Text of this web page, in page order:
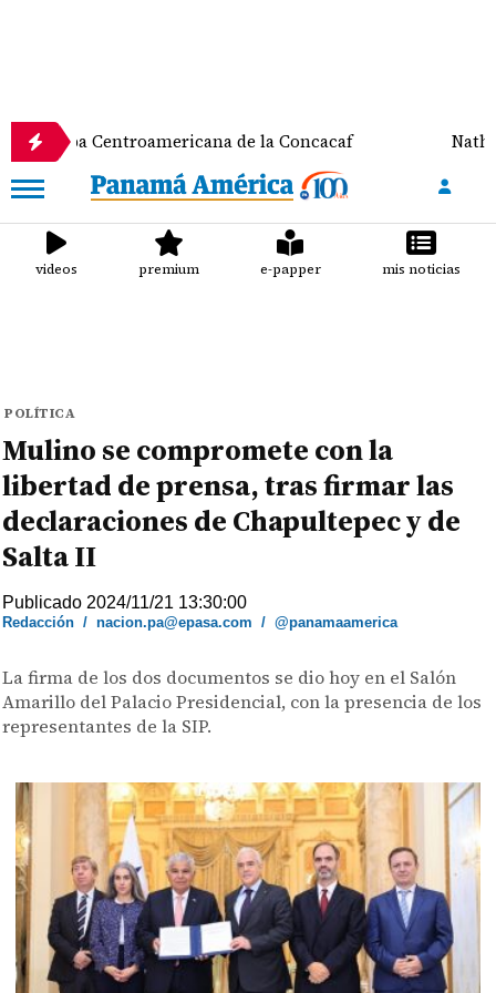
de la Concacaf Nathalee
videos premium e-papper mis noticias
POLÍTICA
Mulino se compromete con la
libertad de prensa, tras firmar las
declaraciones de Chapultepec y de
Salta II
Publicado 2024/11/21 13:30:00
Redacción /nacion.pa@epasa.com /@panamaamerica
La firma de los dos documentos se dio hoy en el Salón
Amarillo del Palacio Presidencial, con la presencia de los
representantes de la SIP.